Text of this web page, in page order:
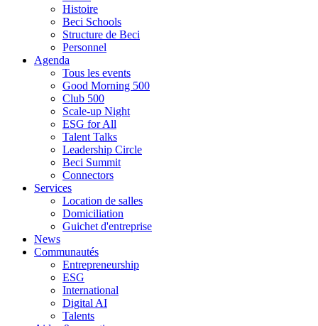
Histoire
Beci Schools
Structure de Beci
Personnel
Agenda
Tous les events
Good Morning 500
Club 500
Scale-up Night
ESG for All
Talent Talks
Leadership Circle
Beci Summit
Connectors
Services
Location de salles
Domiciliation
Guichet d'entreprise
News
Communautés
Entrepreneurship
ESG
International
Digital AI
Talents